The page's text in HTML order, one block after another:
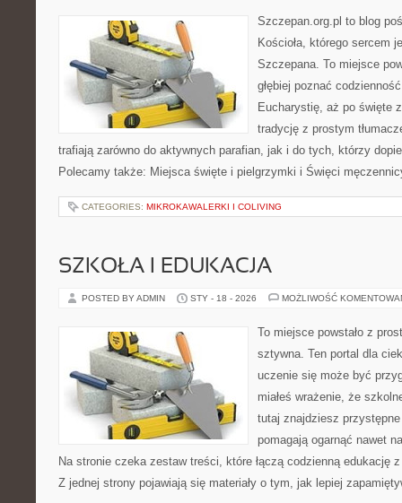
Szczepan.org.pl to blog
Kościoła, którego sercem
Szczepana. To miejsce
głębiej poznać
Eucharystię, aż po święte
tradycję z prostym
trafiają zarówno do aktywnych parafian, jak i do tych, którzy
Polecamy także: Miejsca święte i pielgrzymki i Święci
CATEGORIES: MIKROKAWALERKI I COLIVING
SZKOŁA I EDUKACJA
POSTED BY ADMIN STY - 18 - 2026 MOŻLIWOŚĆ
To miejsce powstało z
sztywna. Ten portal dla
uczenie się może być
miałeś wrażenie, że
tutaj znajdziesz
pomagają ogarnąć nawet
Na stronie czeka zestaw treści, które łączą codzienną edukację
Z jednej strony pojawiają się materiały o tym, jak lepiej